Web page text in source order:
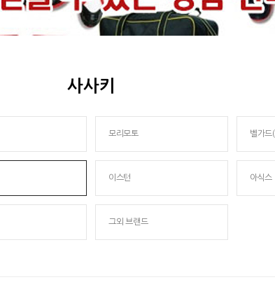
사사키
모리모토 벨가드
이스턴 아식스
그외 브랜드